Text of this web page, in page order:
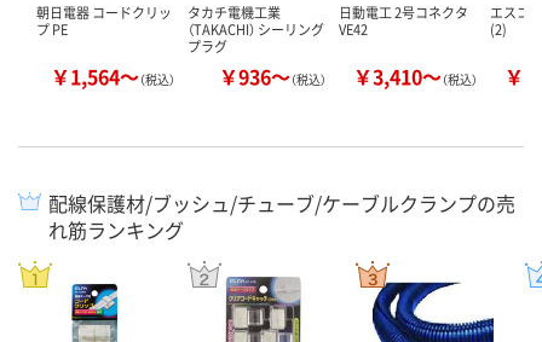
朝日電器 コードクリッ
プ PE
￥1,564～（税込）
タカチ電機工業
（TAKACHI） シーリング
プラグ
￥936～（税込）
日動電工 2号コネクタ
VE42
￥3,410～（税込）
エスコ
(2)
￥
配線保護材/ブッシュ/チューブ/ケーブルクランプの売
れ筋ランキング